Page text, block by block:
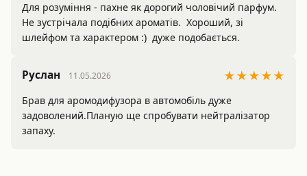
Для розуміння - пахне як дорогий чоловічий парфум.
Не зустрічала подібних ароматів.  Хороший, зі
шлейфом та характером :)  дуже подобається.
Руслан 11.05.2026 ★★★★★
Брав для аромодифузора в автомобіль дуже
задоволений.Планую ще спробувати нейтралізатор
запаху.